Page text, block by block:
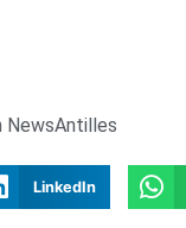
NewsAntilles
LinkedIn